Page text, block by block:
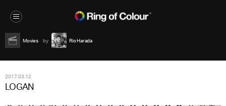
Movies Rio Harada
2017.03.12
LOGAN